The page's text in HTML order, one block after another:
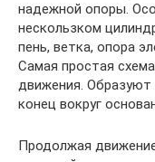
надежной опоры.
нескользком
пень, ветка, опора
Самая простая
движения. Образуют
конец вокруг
Продолжая